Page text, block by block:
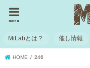
menu
MiLabとは？ 催し情報
HOME 246